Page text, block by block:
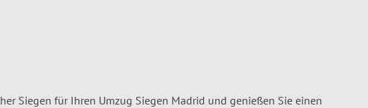
Siegen für Ihren Umzug Siegen Madrid und genießen Sie einen